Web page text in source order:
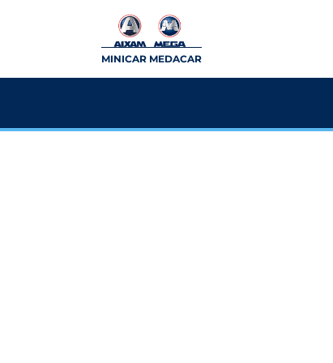
MINICAR MEDACAR